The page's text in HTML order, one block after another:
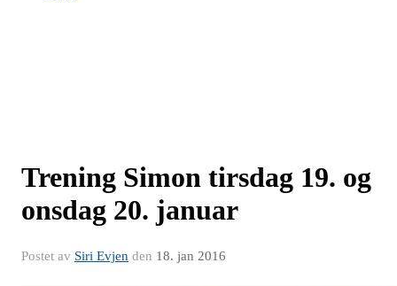
Trening Simon tirsdag 19. og
onsdag 20. januar
Postet av Siri Evjen den 18. jan 2016